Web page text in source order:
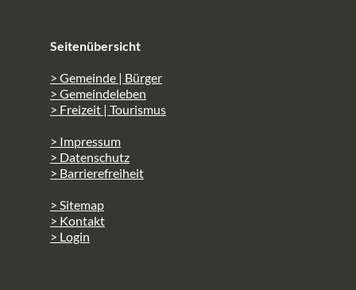
Seitenübersicht
> Gemeinde | Bürger
> Gemeindeleben
> Freizeit | Tourismus
> Impressum
> Datenschutz
> Barrierefreiheit
> Sitemap
> Kontakt
> Login